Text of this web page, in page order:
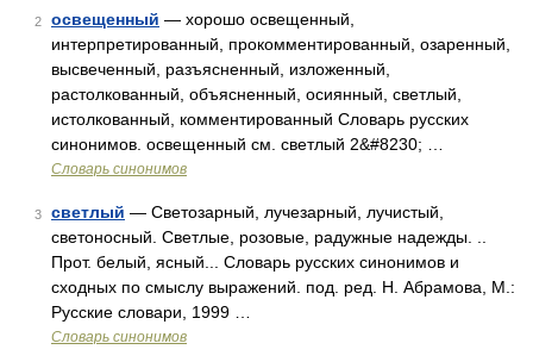
2 освещенный — хорошо освещенный,
интерпретированный, прокомментированный, озаренный,
высвеченный, разъясненный, изложенный,
растолкованный, объясненный, осиянный, светлый,
истолкованный, комментированный Словарь русских
синонимов. освещенный см. светлый 2&#8230; …
Словарь синонимов
3 светлый — Светозарный, лучезарный, лучистый,
светоносный. Светлые, розовые, радужные надежды. ..
Прот. белый, ясный... Словарь русских синонимов и
сходных по смыслу выражений. под. ред. Н. Абрамова, М.:
Русские словари, 1999 …
Словарь синонимов